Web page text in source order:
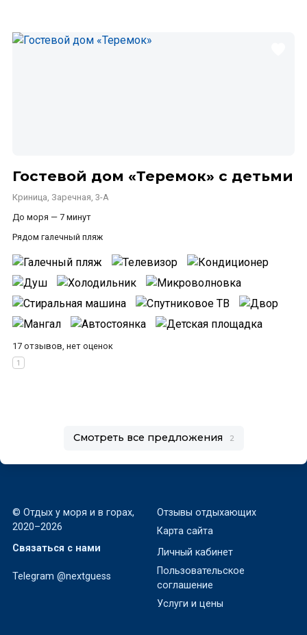
Гостевой дом «Теремок» с детьми
Криница, Заречная, 3-А
До моря — 7 минут
Рядом галечный пляж
17 отзывов, нет оценок
Смотреть все предложения 2
© Отдых у моря и в горах,
2020–2026
Связаться с нами
Telegram @nextguess
Отзывы отдыхающих
Карта сайта
Личный кабинет
Пользовательское
соглашение
Услуги и цены